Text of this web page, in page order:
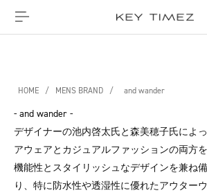
HOME / MENS BRAND / and wander
- and wander -
デザイナーの池内啓太氏と森美穂子氏によ
アウェアとカジュアルファッションの両方
機能性とスタイリッシュなデザインを兼ね
り、特に防水性や透湿性に優れたアウターウ